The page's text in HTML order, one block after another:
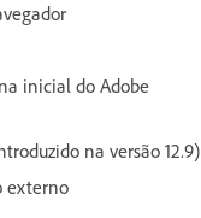
inicial do Adobe
na versão 12.9)
externo